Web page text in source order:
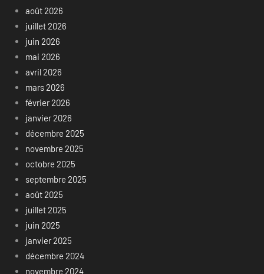
août 2026
juillet 2026
juin 2026
mai 2026
avril 2026
mars 2026
février 2026
janvier 2026
décembre 2025
novembre 2025
octobre 2025
septembre 2025
août 2025
juillet 2025
juin 2025
janvier 2025
décembre 2024
novembre 2024